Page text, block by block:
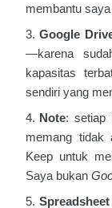
membantu
Google
—karena
kapasitas
sendiri yang
Note: setiap
memang tidak
Keep untuk
Saya bukan